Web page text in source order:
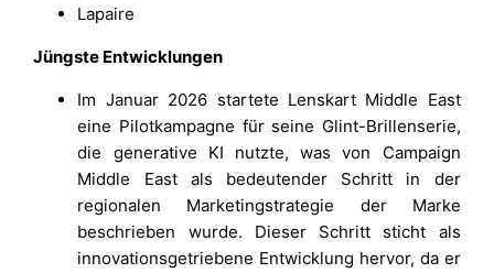
Lapaire
Jüngste Entwicklungen
Im Januar 2026 startete Lenskart Middle East
eine Pilotkampagne für seine Glint-Brillenserie,
die generative KI nutzte, was von Campaign
Middle East als bedeutender Schritt in der
regionalen Marketingstrategie der Marke
beschrieben wurde. Dieser Schritt sticht als
innovationsgetriebene Entwicklung hervor, da er